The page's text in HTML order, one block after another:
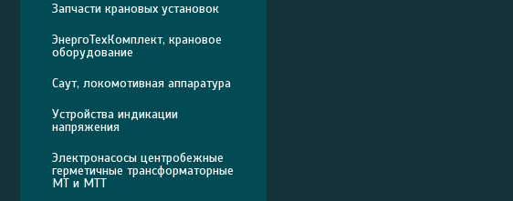
Запчасти крановых установок
ЭнергоТехКомплект, крановое
оборудование
Саут, локомотивная аппаратура
Устройства индикации
напряжения
Электронасосы центробежные
герметичные трансформаторные
МТ и МТТ